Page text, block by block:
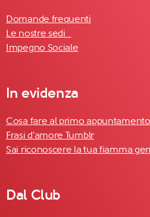
Domande frequenti
Le nostre sedi
Impegno Sociale
In evidenza
Cosa fare al primo appuntamento
Frasi d'amore Tumblr
Sai riconoscere la tua fiamma
Dal Club